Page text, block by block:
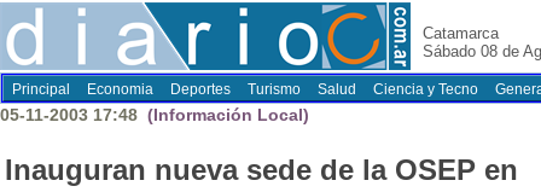
Catamarca
Sábado 08 de
Principal Economia Deportes Turismo Salud Ciencia y Tecno
05-11-2003 17:48 (Información Local)
Inauguran nueva sede de la OSEP en